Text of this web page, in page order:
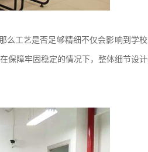
么工艺是否足够精细不仅会影响到学
保障牢固稳定的情况下，整体细节设